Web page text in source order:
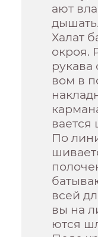
ают
дышать.
Халат
окроя.
рукава
вом в
вается
По
всей
вы на
ются